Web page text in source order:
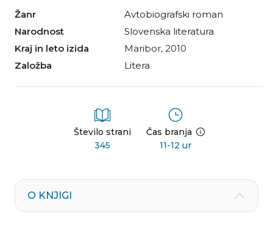
Žanr
avtobiografski roman
Narodnost
slovenska literatura
Kraj in leto izida
Maribor, 2010
Založba
Litera
Število strani
345
Čas branja
11-12 ur
O KNJIGI